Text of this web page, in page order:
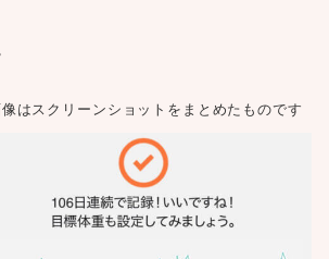
はスクリーンショットをまとめたものです